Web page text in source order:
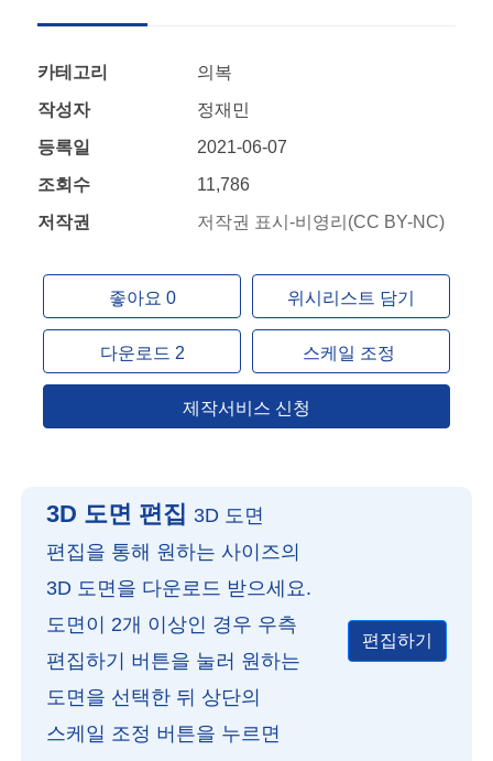
카테고리
의복
작성자
정재민
등록일
2021-06-07
조회수
11,786
저작권
저작권 표시-비영리(CC BY-NC)
좋아요 0 위시리스트 담기
다운로드 2 스케일 조정
제작서비스 신청
3D 도면 편집 3D 도면
편집을 통해 원하는 사이즈의
3D 도면을 다운로드 받으세요.
도면이 2개 이상인 경우 우측
편집하기 버튼을 눌러 원하는
도면을 선택한 뒤 상단의
스케일 조정 버튼을 누르면
편집하기